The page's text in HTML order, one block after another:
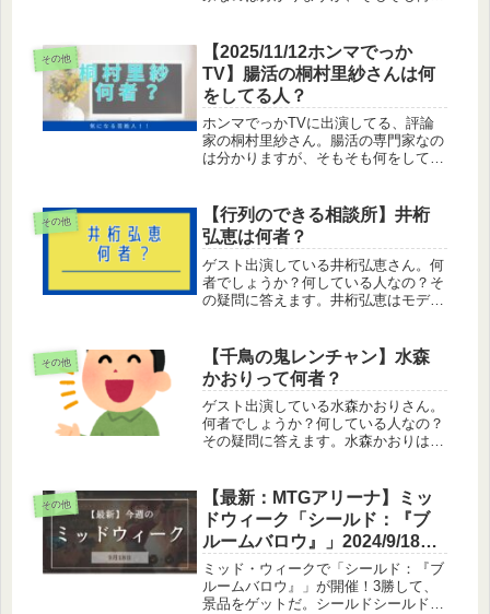
人の理事をしています。特定非営利活
動法人MAMA-PLUGの理事をし...
その他
【2025/11/12ホンマでっか
TV】腸活の桐村里紗さんは何
をしてる人？
ホンマでっかTVに出演してる、評論
家の桐村里紗さん。腸活の専門家なの
は分かりますが、そもそも何をしてい
医者として活動してるより自身が代表
を務める会社のtenrai株式会社で...
その他
【行列のできる相談所】井桁
弘恵は何者？
ゲスト出演している井桁弘恵さん。何
者でしょうか？何している人なの？そ
の疑問に答えます。井桁弘恵はモデル
る。「2013ミス・ティーン・ジャパ
ン」にてサマンサタバサ賞を受賞し...
その他
【千鳥の鬼レンチャン】水森
かおりって何者？
ゲスト出演している水森かおりさん。
何者でしょうか？何している人なの？
その疑問に答えます。水森かおりは演
歌っており、「ご当地ソングの女王」
と呼ばれています。曲の舞台になって
いな...
その他
【最新：MTGアリーナ】ミッ
ドウィーク「シールド：『ブ
ルームバロウ』」2024/9/18開
催
ミッド・ウィークで「シールド：『ブ
ルームバロウ』」が開催！3勝して、
景品をゲットだ。シールドシールドは